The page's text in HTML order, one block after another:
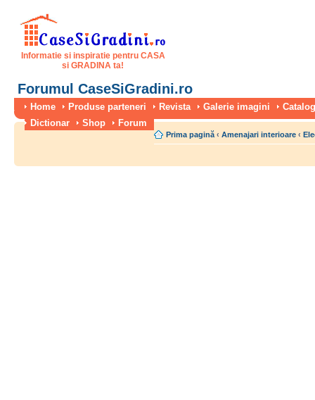
Informatie si inspiratie pentru CASA
si GRADINA ta!
Forumul CaseSiGradini.ro
Home Produse parteneri Revista Galerie imagini
Dictionar
Shop Forum
Prima pagină ‹ Amenajari interioare ‹